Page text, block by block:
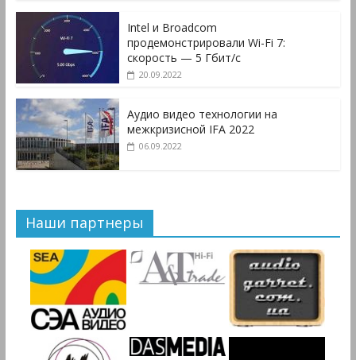
Intel и Broadcom
продемонстрировали Wi-Fi 7:
скорость — 5 Гбит/с
20.09.2022
Аудио видео технологии на
межкризисной IFA 2022
06.09.2022
Наши партнеры